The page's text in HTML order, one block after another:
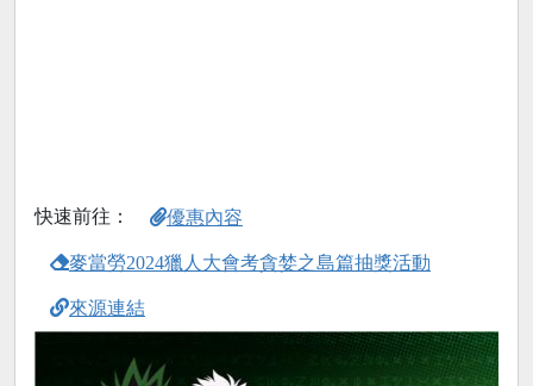
快速前往： 優惠內容
麥當勞2024獵人大會考貪婪之島篇抽獎活動
來源連結